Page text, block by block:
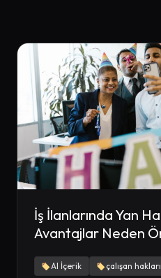
İş İlanlarında Yan
Avantajlar Neden
AI İçerik çalışan hakları